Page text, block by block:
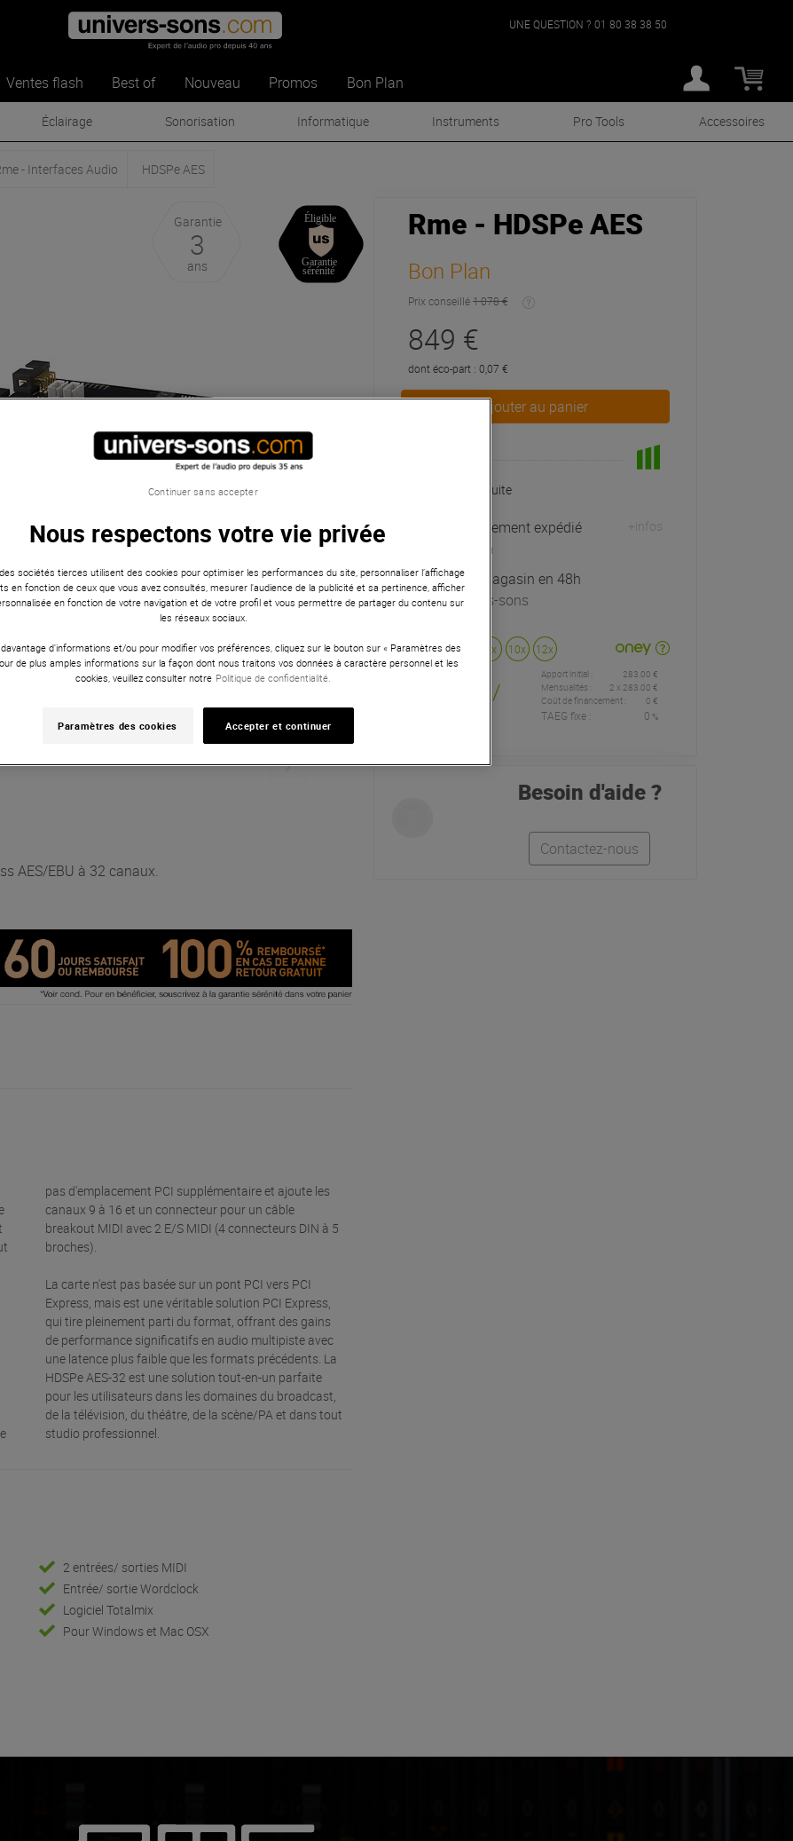
Ventes flash Best of Nouveau Promos Bon Plan
UNE QUESTION ? 01 80 38 38 50
Éclairage Sonorisation Informatique Instruments Pro Tools Accessoires
- Interfaces Audio HDSPe AES
Garantie
3
ans
AES/EBU à 32 canaux.
pas d'emplacement PCI supplémentaire et ajoute les
canaux 9 à 16 et un connecteur pour un câble
breakout MIDI avec 2 E/S MIDI (4 connecteurs DIN à 5
broches).
La carte n'est pas basée sur un pont PCI vers PCI
Express, mais est une véritable solution PCI Express,
qui tire pleinement parti du format, offrant des gains
de performance significatifs en audio multipiste avec
une latence plus faible que les formats précédents. La
HDSPe AES-32 est une solution tout-en-un parfaite
pour les utilisateurs dans les domaines du broadcast,
de la télévision, du théâtre, de la scène/PA et dans tout
studio professionnel.
2 entrées/ sorties MIDI
Entrée/ sortie Wordclock
Logiciel Totalmix
Pour Windows et Mac OSX
Rme - HDSPe AES
Bon Plan
Prix conseillé 1 078 €
849 €
dont éco-part : 0,07 €
Ajouter au panier
Livraison Gratuite
Habituellement expédié
sous 24h
+infos
Retrait magasin en 48h
à Univers-sons
Payer en 3x 4x 10x 12x
/
Apport initial :
283.00 €
Mensualités :
2 x 283.00 €
Coût de financement :
0 €
TAEG fixe : 0 %
Besoin d'aide ?
Contactez-nous
Nous respectons votre vie privée
sociétés tierces utilisent des cookies pour optimiser les performances du site, personnaliser l’affichage
en fonction de ceux que vous avez consultés, mesurer l'audience de la publicité et sa pertinence, afficher
en fonction de votre navigation et de votre profil et vous permettre de partager du contenu sur
les réseaux sociaux.
d'informations et/ou pour modifier vos préférences, cliquez sur le bouton sur « Paramètres des
de plus amples informations sur la façon dont nous traitons vos données à caractère personnel et les
cookies, veuillez consulter notre Politique de confidentialité.
Paramètres des cookies Accepter et continuer
Continuer sans accepter